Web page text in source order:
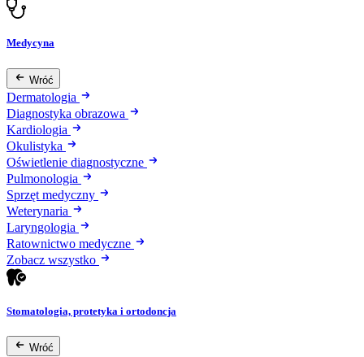
Medycyna
Wróć
Dermatologia
Diagnostyka obrazowa
Kardiologia
Okulistyka
Oświetlenie diagnostyczne
Pulmonologia
Sprzęt medyczny
Weterynaria
Laryngologia
Ratownictwo medyczne
Zobacz wszystko
Stomatologia, protetyka i ortodoncja
Wróć